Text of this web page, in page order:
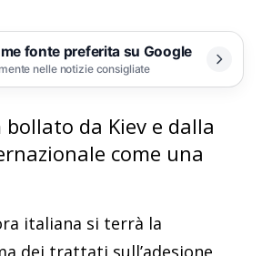
fonte preferita su Google
nelle notizie consigliate
da Kiev e dalla
come una
italiana si terrà la
dei trattati sull’adesione